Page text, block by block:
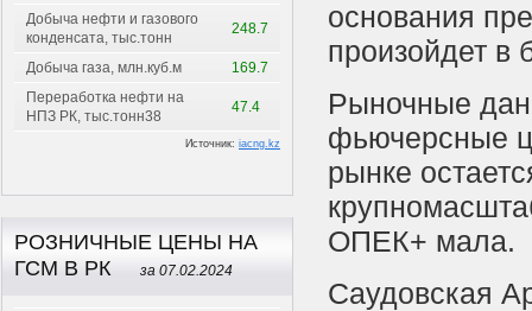
Добыча нефти и газового
конденсата, тыс.тонн
248.7
Добыча газа, млн.куб.м
169.7
Переработка нефти на
НПЗ РК, тыс.тонн38
47.4
Источник: iacng.kz
РОЗНИЧНЫЕ ЦЕНЫ НА
ГСМ В РК
за 07.02.2024
основания
произойдет
Рыночные
фьючерсные
рынке
ОПЕК+ мала.
Саудовская